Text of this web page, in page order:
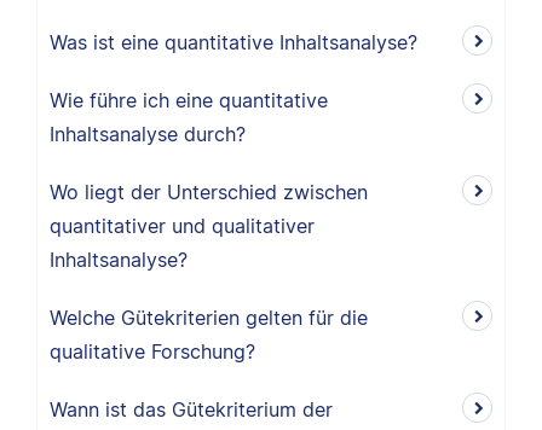
Was ist eine quantitative Inhaltsanalyse?
Wie führe ich eine quantitative
Inhaltsanalyse durch?
Wo liegt der Unterschied zwischen
quantitativer und qualitativer
Inhaltsanalyse?
Welche Gütekriterien gelten für die
qualitative Forschung?
Wann ist das Gütekriterium der